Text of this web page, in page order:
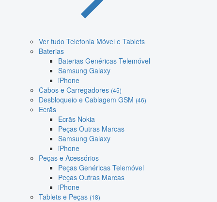
Ver tudo Telefonia Móvel e Tablets
Baterias
Baterias Genéricas Telemóvel
Samsung Galaxy
iPhone
Cabos e Carregadores (45)
Desbloqueio e Cablagem GSM (46)
Ecrãs
Ecrãs Nokia
Peças Outras Marcas
Samsung Galaxy
iPhone
Peças e Acessórios
Peças Genéricas Telemóvel
Peças Outras Marcas
iPhone
Tablets e Peças (18)